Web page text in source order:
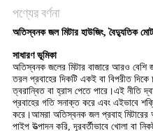
পণ্যের বর্ণনা
অতিস্বনক জল মিটার হাউজিং, বৈদ্যুতিক
সাধারণ ভূমিকা
অতিস্বনক জলের মিটার বাজারে আরও
তরল প্রবাহের দিকটি একই বা বিপরীত
ত্বরান্বিত বা হ্রাস পেতে পারে।এই নীতি
প্রবাহের গতি সনাক্ত করে এবং এইভাবে
করে।আমরা অতিস্বনক জল প্রবাহ মিটারের
পাইপ উত্পাদন করি, দূরবর্তীভাবে খোলা বা